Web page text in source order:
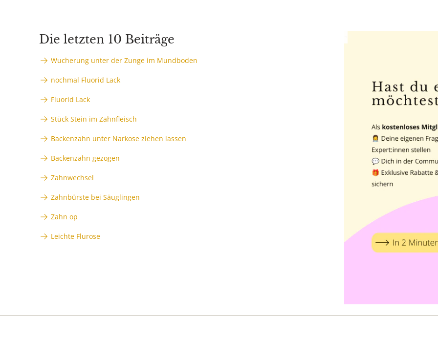
Die letzten 10 Beiträge
Wucherung unter der Zunge im Mundboden
nochmal Fluorid Lack
Fluorid Lack
Stück Stein im Zahnfleisch
Backenzahn unter Narkose ziehen lassen
Backenzahn gezogen
Zahnwechsel
Zahnbürste bei Säuglingen
Zahn op
Leichte Flurose